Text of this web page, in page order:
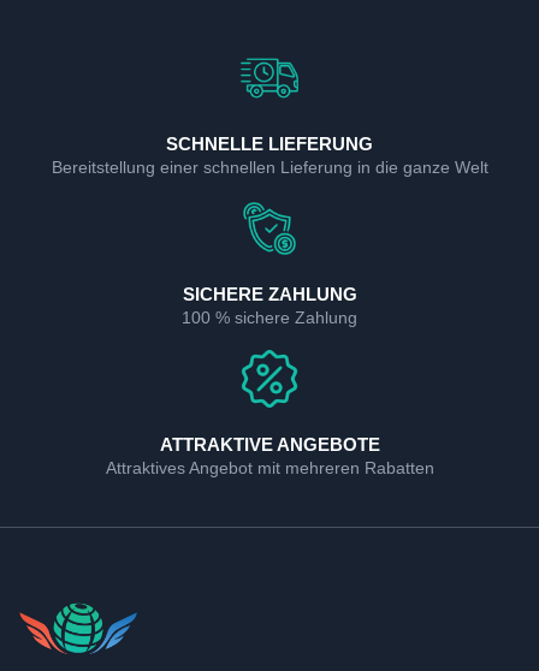
SCHNELLE LIEFERUNG
Bereitstellung einer schnellen Lieferung in die ganze Welt
SICHERE ZAHLUNG
100 % sichere Zahlung
ATTRAKTIVE ANGEBOTE
Attraktives Angebot mit mehreren Rabatten